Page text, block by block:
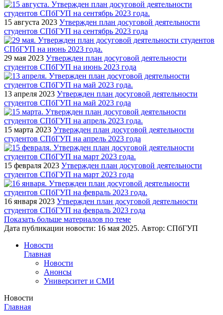
15 августа 2023 Утвержден план досуговой деятельности
студентов СПбГУП на сентябрь 2023 года
29 мая 2023 Утвержден план досуговой деятельности
студентов СПбГУП на июнь 2023 года
13 апреля 2023 Утвержден план досуговой деятельности
студентов СПбГУП на май 2023 года
15 марта 2023 Утвержден план досуговой деятельности
студентов СПбГУП на апрель 2023 года
15 февраля 2023 Утвержден план досуговой деятельности
студентов СПбГУП на март 2023 года
16 января 2023 Утвержден план досуговой деятельности
студентов СПбГУП на февраль 2023 года
Показать больше материалов по теме
Дата публикации новости: 16 мая 2025. Автор: СПбГУП
Новости
Главная
Новости
Анонсы
Университет и СМИ
Новости
Главная